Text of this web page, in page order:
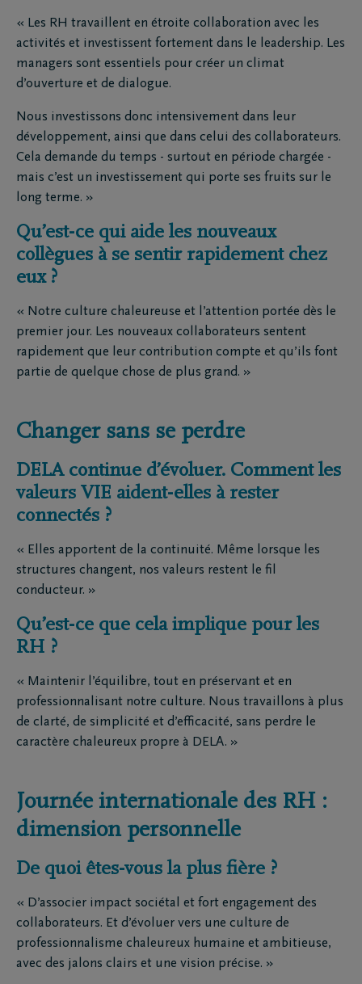
« Les RH travaillent en étroite collaboration avec les
activités et investissent fortement dans le leadership. Les
managers sont essentiels pour créer un climat
d’ouverture et de dialogue.
Nous investissons donc intensivement dans leur
développement, ainsi que dans celui des collaborateurs.
Cela demande du temps - surtout en période chargée -
mais c’est un investissement qui porte ses fruits sur le
long terme. »
Qu’est-ce qui aide les nouveaux
collègues à se sentir rapidement chez
eux ?
« Notre culture chaleureuse et l’attention portée dès le
premier jour. Les nouveaux collaborateurs sentent
rapidement que leur contribution compte et qu’ils font
partie de quelque chose de plus grand. »
Changer sans se perdre
DELA continue d’évoluer. Comment les
valeurs VIE aident-elles à rester
connectés ?
« Elles apportent de la continuité. Même lorsque les
structures changent, nos valeurs restent le fil
conducteur. »
Qu’est-ce que cela implique pour les
RH ?
« Maintenir l’équilibre, tout en préservant et en
professionnalisant notre culture. Nous travaillons à plus
de clarté, de simplicité et d’efficacité, sans perdre le
caractère chaleureux propre à DELA. »
Journée internationale des RH :
dimension personnelle
De quoi êtes-vous la plus fière ?
« D’associer impact sociétal et fort engagement des
collaborateurs. Et d’évoluer vers une culture de
professionnalisme chaleureux humaine et ambitieuse,
avec des jalons clairs et une vision précise. »